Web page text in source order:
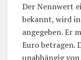
Der Nennwert
bekannt, wird
angegeben. Er
Euro betragen.
unabhängig